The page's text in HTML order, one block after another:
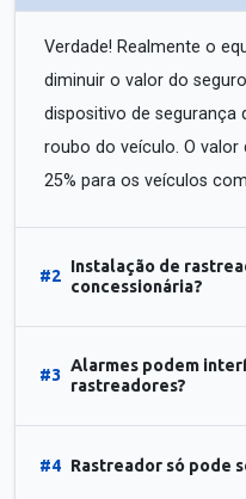
Verdade! Realmente o
diminuir o valor do
dispositivo de
roubo do veículo. O
25% para os veículos
#2
Instalação de
concessionária?
#3
Alarmes podem
rastreadores?
#4 Rastreador só pode